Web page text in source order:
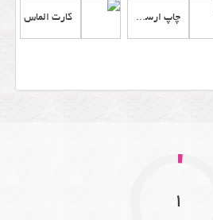
چاپ ارسک آنلاین کارت الماس
1